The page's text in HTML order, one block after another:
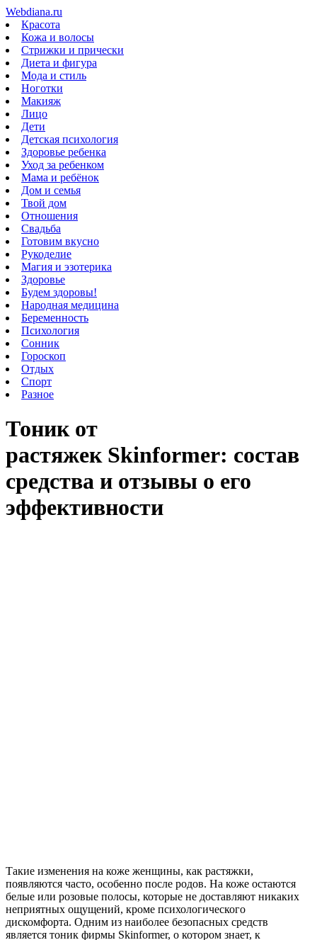
Webdiana.ru
Красота
Кожа и волосы
Стрижки и прически
Диета и фигура
Мода и стиль
Ноготки
Макияж
Лицо
Дети
Детская психология
Здоровье ребенка
Уход за ребенком
Мама и ребёнок
Дом и семья
Твой дом
Отношения
Свадьба
Готовим вкусно
Рукоделие
Магия и эзотерика
Здоровье
Будем здоровы!
Народная медицина
Беременность
Психология
Сонник
Гороскоп
Отдых
Спорт
Разное
Тоник от
растяжек Skinformer: состав
средства и отзывы о его
эффективности
Такие изменения на коже женщины, как растяжки,
появляются часто, особенно после родов. На коже остаются
белые или розовые полосы, которые не доставляют никаких
неприятных ощущений, кроме психологического
дискомфорта. Одним из наиболее безопасных средств
является тоник фирмы Skinformer, о котором знает, к